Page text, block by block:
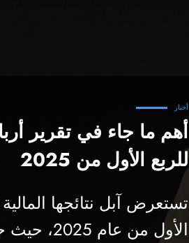
أخبار
أهم ما جاء في تقرير
للربع الأول من 2025
تستعرض آبل نتائجها المالية
الأول من عام